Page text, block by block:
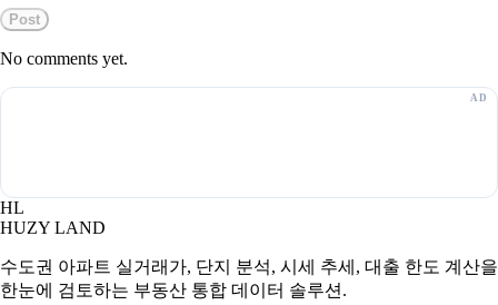
Post
No comments yet.
HL
HUZY LAND
수도권 아파트 실거래가, 단지 분석, 시세 추세, 대출 한도 계산을
한눈에 검토하는 부동산 통합 데이터 솔루션.